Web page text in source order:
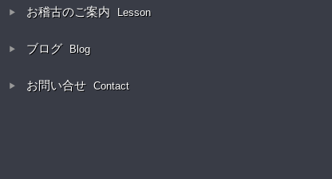
お稽古のご案内 Lesson
ブログ Blog
お問い合せ Contact